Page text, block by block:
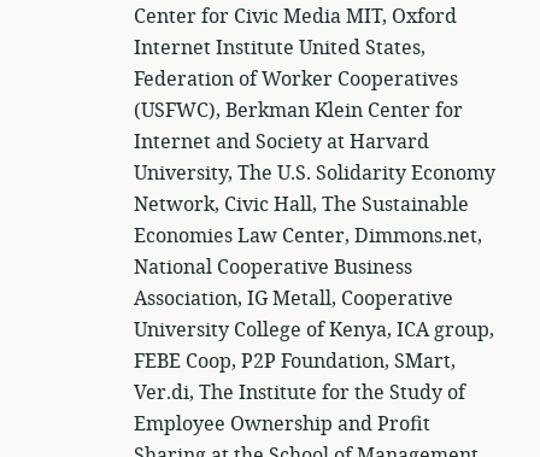
Center for Civic Media MIT, Oxford
Internet Institute United States,
Federation of Worker Cooperatives
(USFWC), Berkman Klein Center for
Internet and Society at Harvard
University, The U.S. Solidarity Economy
Network, Civic Hall, The Sustainable
Economies Law Center, Dimmons.net,
National Cooperative Business
Association, IG Metall, Cooperative
University College of Kenya, ICA group,
FEBE Coop, P2P Foundation, SMart,
Ver.di, The Institute for the Study of
Employee Ownership and Profit